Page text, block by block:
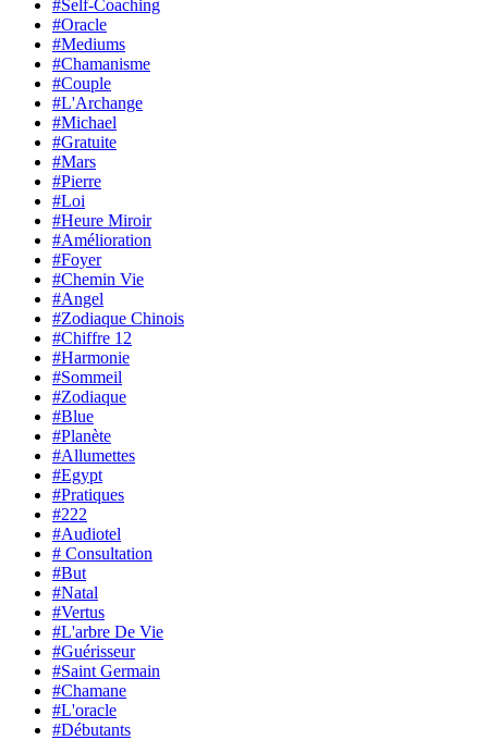
#Self-Coaching
#Oracle
#Mediums
#Chamanisme
#Couple
#L'Archange
#Michael
#Gratuite
#Mars
#Pierre
#Loi
#Heure Miroir
#Amélioration
#Foyer
#Chemin Vie
#Angel
#Zodiaque Chinois
#Chiffre 12
#Harmonie
#Sommeil
#Zodiaque
#Blue
#Planète
#Allumettes
#Egypt
#Pratiques
#222
#Audiotel
# Consultation
#But
#Natal
#Vertus
#L'arbre De Vie
#Guérisseur
#Saint Germain
#Chamane
#L'oracle
#Débutants